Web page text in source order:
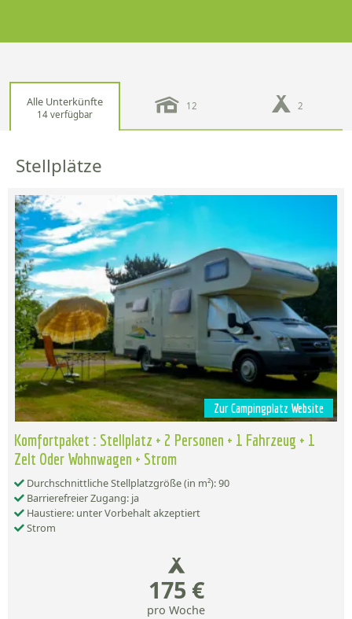
Alle Unterkünfte
14 verfügbar
12 2
Stellplätze
Zur Campingplatz Website
Komfortpaket : Stellplatz + 2 Personen + 1 Fahrzeug + 1
Zelt Oder Wohnwagen + Strom
Durchschnittliche Stellplatzgröße (in m²): 90
Barrierefreier Zugang: ja
Haustiere: unter Vorbehalt akzeptiert
Strom
175 €
pro Woche